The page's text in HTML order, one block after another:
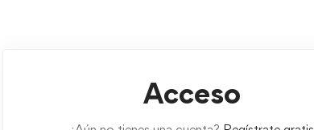
Acceso